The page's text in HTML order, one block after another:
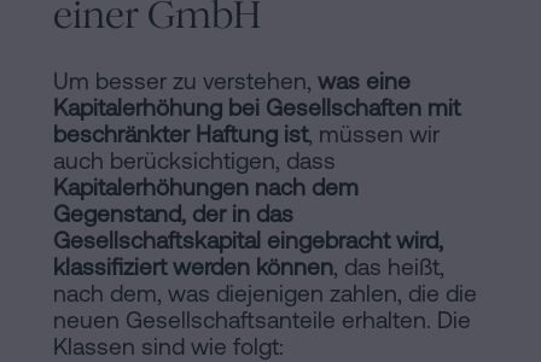
einer GmbH
Um besser zu verstehen, was eine
Kapitalerhöhung bei Gesellschaften mit
beschränkter Haftung ist, müssen wir
auch berücksichtigen, dass
Kapitalerhöhungen nach dem
Gegenstand, der in das
Gesellschaftskapital eingebracht wird,
klassifiziert werden können, das heißt,
nach dem, was diejenigen zahlen, die die
neuen Gesellschaftsanteile erhalten. Die
Klassen sind wie folgt: